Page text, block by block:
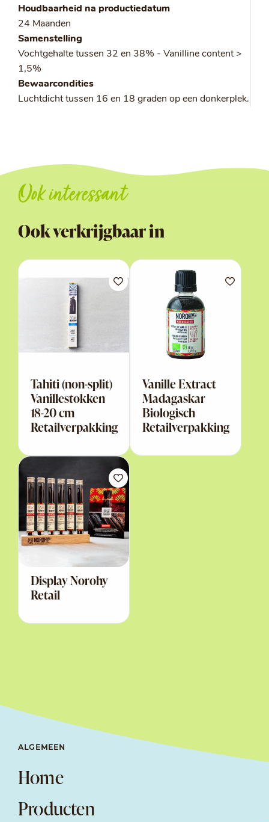
Houdbaarheid na productiedatum
24 Maanden
Samenstelling
Vochtgehalte tussen 32 en 38% - Vanilline content >
1,5%
Bewaarcondities
Luchtdicht tussen 16 en 18 graden op een donkerplek.
Ook interessant
Ook verkrijgbaar in
Tahiti (non-split)
Vanillestokken
18-20 cm
Retailverpakking
Vanille Extract
Madagaskar
Biologisch
Retailverpakking
Display Norohy
Retail
ALGEMEEN
Home
Producten